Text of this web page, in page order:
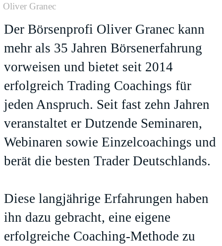
Oliver Granec
Der Börsenprofi Oliver Granec kann
mehr als 35 Jahren Börsenerfahrung
vorweisen und bietet seit 2014
erfolgreich Trading Coachings für
jeden Anspruch. Seit fast zehn Jahren
veranstaltet er Dutzende Seminaren,
Webinaren sowie Einzelcoachings und
berät die besten Trader Deutschlands.
Diese langjährige Erfahrungen haben
ihn dazu gebracht, eine eigene
erfolgreiche Coaching-Methode zu